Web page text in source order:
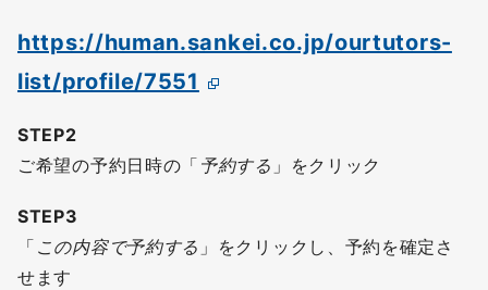
https://human.sankei.co.jp/ourtutors-
list/profile/7551
STEP2
ご希望の予約日時の「 予約する 」をクリック
STEP3
「 この内容で予約する 」をクリックし、予約を確定さ
せます